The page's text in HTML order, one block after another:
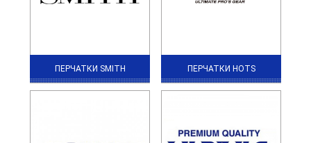
ПЕРЧАТКИ SMITH ПЕРЧАТКИ HOTS